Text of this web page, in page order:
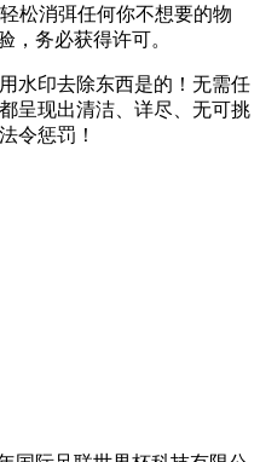
松消弭任何你不想要的物
，务必获得许可。
印去除东西是的！无需任
呈现出清洁、详尽、无可挑
令惩罚！